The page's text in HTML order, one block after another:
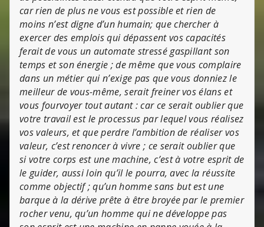
car rien de plus ne vous est possible et rien de
moins n’est digne d’un humain; que chercher à
exercer des emplois qui dépassent vos capacités
ferait de vous un automate stressé gaspillant son
temps et son énergie ; de même que vous complaire
dans un métier qui n’exige pas que vous donniez le
meilleur de vous-même, serait freiner vos élans et
vous fourvoyer tout autant : car ce serait oublier que
votre travail est le processus par lequel vous réalisez
vos valeurs, et que perdre l’ambition de réaliser vos
valeur, c’est renoncer à vivre ; ce serait oublier que
si votre corps est une machine, c’est à votre esprit de
le guider, aussi loin qu’il le pourra, avec la réussite
comme objectif ; qu’un homme sans but est une
barque à la dérive prête à être broyée par le premier
rocher venu, qu’un homme qui ne développe pas